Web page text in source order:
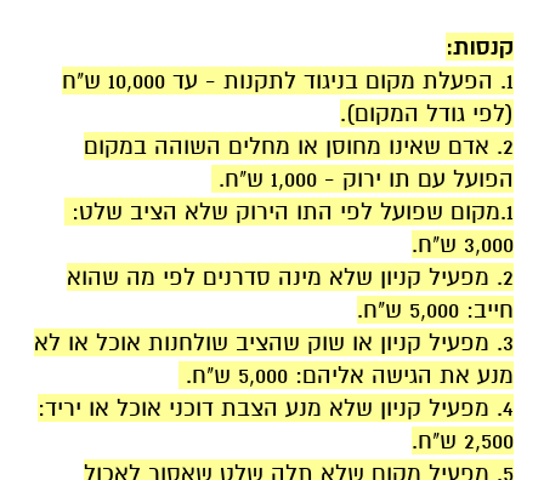
קנסות:
1. הפעלת מקום בניגוד לתקנות - עד 10,000 ש"ח
(לפי גודל המקום).
2. אדם שאינו מחוסן או מחלים השוהה במקום
הפועל עם תו ירוק - 1,000 ש"ח.
1.מקום שפועל לפי התו הירוק שלא הציב שלט:
3,000 ש"ח.
2. מפעיל קניון שלא מינה סדרנים לפי מה שהוא
חייב: 5,000 ש"ח.
3. מפעיל קניון או שוק שהציב שולחנות אוכל או לא
מנע את הגישה אליהם: 5,000 ש"ח.
4. מפעיל קניון שלא מנע הצבת דוכני אוכל או יריד:
2,500 ש"ח.
5. מפעיל מקום שלא תלה שלט שאסור לאכול